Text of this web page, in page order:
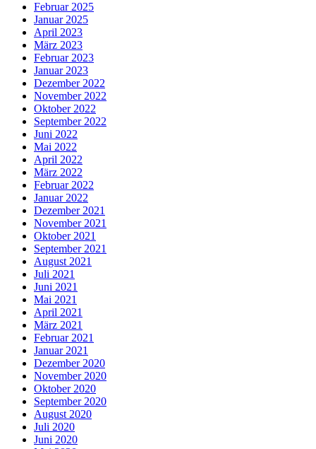
Februar 2025
Januar 2025
April 2023
März 2023
Februar 2023
Januar 2023
Dezember 2022
November 2022
Oktober 2022
September 2022
Juni 2022
Mai 2022
April 2022
März 2022
Februar 2022
Januar 2022
Dezember 2021
November 2021
Oktober 2021
September 2021
August 2021
Juli 2021
Juni 2021
Mai 2021
April 2021
März 2021
Februar 2021
Januar 2021
Dezember 2020
November 2020
Oktober 2020
September 2020
August 2020
Juli 2020
Juni 2020